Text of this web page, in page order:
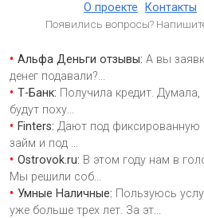
О проекте Контакты
Появились вопросы?
Альфа Деньги отзывы: А вы
денег подавали?...
Т-Банк: Получила кредит.
будут поху...
Finters: Дают под фиксированную
займ и под ...
Ostrovok.ru: В этом году нам в
Мы решили соб...
Умные Наличные: Пользуюсь
уже больше трех лет. За эт...